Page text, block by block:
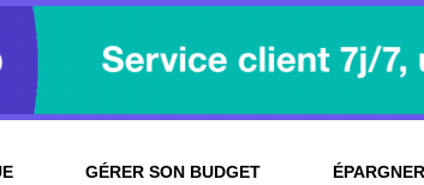
GÉRER SON BUDGET ÉPARGNER